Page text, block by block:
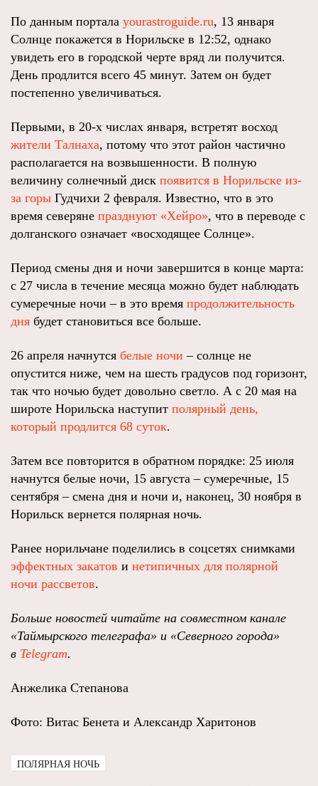
По данным портала yourastroguide.ru, 13 января
Солнце покажется в Норильске в 12:52, однако
увидеть его в городской черте вряд ли получится.
День продлится всего 45 минут. Затем он будет
постепенно увеличиваться.
Первыми, в 20-х числах января, встретят восход
жители Талнаха, потому что этот район частично
располагается на возвышенности. В полную
величину солнечный диск появится в Норильске из-
за горы Гудчихи 2 февраля. Известно, что в это
время северяне празднуют «Хейро», что в переводе с
долганского означает «восходящее Солнце».
Период смены дня и ночи завершится в конце марта:
с 27 числа в течение месяца можно будет наблюдать
сумеречные ночи – в это время продолжительность
дня будет становиться все больше.
26 апреля начнутся белые ночи – солнце не
опустится ниже, чем на шесть градусов под горизонт,
так что ночью будет довольно светло. А с 20 мая на
широте Норильска наступит полярный день,
который продлится 68 суток.
Затем все повторится в обратном порядке: 25 июля
начнутся белые ночи, 15 августа – сумеречные, 15
сентября – смена дня и ночи и, наконец, 30 ноября в
Норильск вернется полярная ночь.
Ранее норильчане поделились в соцсетях снимками
эффектных закатов и нетипичных для полярной
ночи рассветов.
Больше новостей читайте на совместном канале
«Таймырского телеграфа» и «Северного города»
в Telegram.
Анжелика Степанова
Фото: Витас Бенета и Александр Харитонов
ПОЛЯРНАЯ НОЧЬ